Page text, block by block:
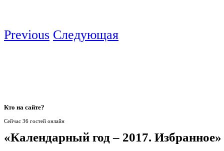
Previous Следующая
Кто на сайте?
Сейчас 36 гостей онлайн
«Календарный год – 2017. Избранное»